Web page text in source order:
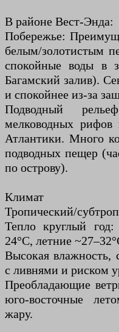
В районе Вест-Энда:
Побережье:
белым/золотистым
спокойные воды в
Багамский залив).
и спокойнее из-за
Подводный
мелководных
Атлантики. Много
подводных пещер
по острову).
Климат
Тропический/
Тепло круглый
24°С, летние
Высокая влажность,
с ливнями и риском
Преобладающие
юго-восточные
жару.